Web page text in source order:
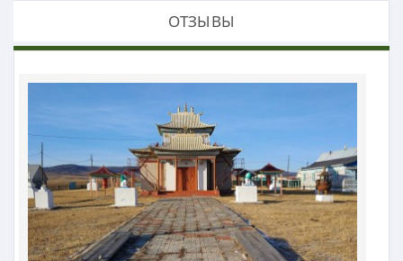
ОТЗЫВЫ